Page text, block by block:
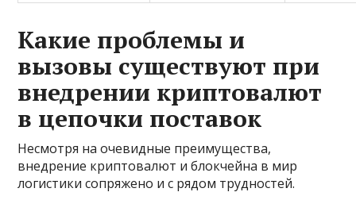
Какие проблемы и
вызовы существуют при
внедрении криптовалют
в цепочки поставок
Несмотря на очевидные преимущества,
внедрение криптовалют и блокчейна в мир
логистики сопряжено и с рядом трудностей.